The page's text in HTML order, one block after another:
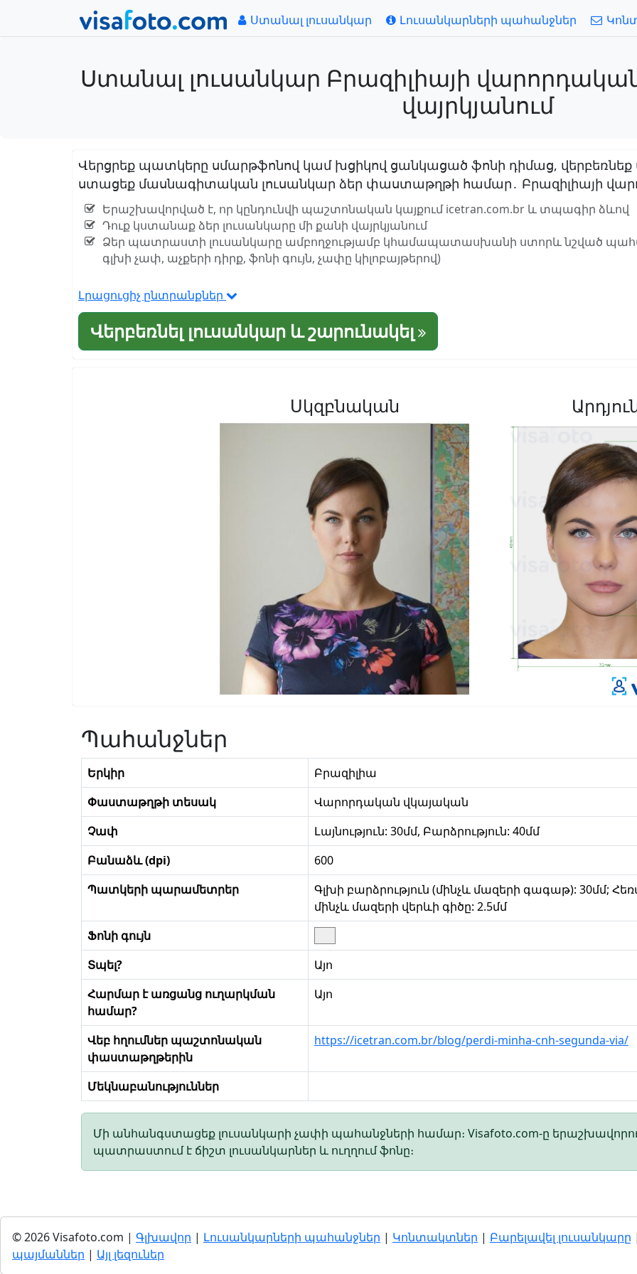
Ստանալ լուսանկար Լուսանկարների պահանջներ
Ստանալ լուսանկար Բրազիլիայի վարորդական
վայրկյանում
Վերցրեք պատկերը սմարթֆոնով կամ խցիկով ցանկացած ֆոնի դիմաց,
ստացեք մասնագիտական լուսանկար ձեր փաստաթղթի համար․ Բրազիլիայի
Երաշխավորված է, որ կընդունվի պաշտոնական կայքում icetran.com.br և տպագիր ձևով
Դուք կստանաք ձեր լուսանկարը մի քանի վայրկյանում
Ձեր պատրաստի լուսանկարը ամբողջությամբ կհամապատասխանի ստորև նշված
գլխի չափ, աչքերի դիրք, ֆոնի գույն, չափը կիլոբայթերով)
Լրացուցիչ ընտրանքներ
Վերբեռնել լուսանկար և շարունակել
Սկզբնական
Պահանջներ
Երկիր
Բրազիլիա
Փաստաթղթի տեսակ
Վարորդական վկայական
Չափ
Լայնություն: 30մմ, Բարձրություն: 40մմ
Բանաձև (dpi)
600
Պատկերի պարամետրեր
Գլխի բարձրություն (մինչև մազերի գագաթ): 30մմ;
մինչև մազերի վերևի գիծը: 2.5մմ
Ֆոնի գույն
Տպել?
Այո
Հարմար է առցանց ուղարկման
համար?
Այո
Վեբ հղումներ պաշտոնական
փաստաթղթերին
https://icetran.com.br/blog/perdi-minha-cnh-segunda-via/
Մեկնաբանություններ
Մի անհանգստացեք լուսանկարի չափի պահանջների համար։ Visafoto.com-ը
պատրաստում է ճիշտ լուսանկարներ և ուղղում ֆոնը։
© 2026 Visafoto.com | Գլխավոր | Լուսանկարների պահանջներ | Կոնտակտներ | Բարելավել լուսանկարը
պայմաններ | Այլ լեզուներ